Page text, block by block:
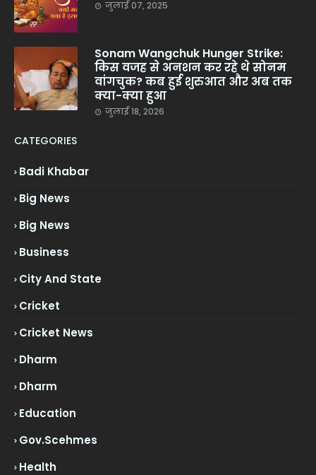
जुलाई 07, 2025
Sonam Wangchuk Hunger Strike:
किस वजह से अनशन कर रहे थे सोनम
वांगचुक? कब हुई शुरुआत और अब तक
क्या-क्या हुआ
जुलाई 18, 2026
CATEGORIES
Badi Khabar
Big News
Big News
Business
City And State
Cricket
Cricket News
Dharm
Dharm
Education
Gov.scehmes
Health